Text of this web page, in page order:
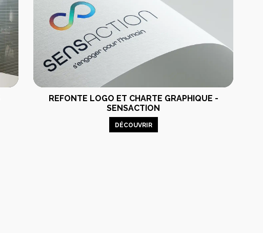
REFONTE LOGO ET CHARTE GRAPHIQUE -
SENSACTION
DÉCOUVRIR